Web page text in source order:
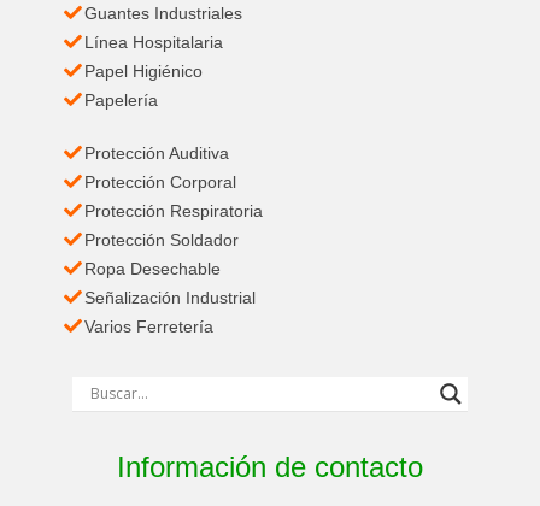
Guantes Industriales
Línea Hospitalaria
Papel Higiénico
Papelería
Protección Auditiva
Protección Corporal
Protección Respiratoria
Protección Soldador
Ropa Desechable
Señalización Industrial
Varios Ferretería
Información de contacto